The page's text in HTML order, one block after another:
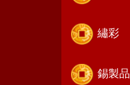
繡彩
錫製品